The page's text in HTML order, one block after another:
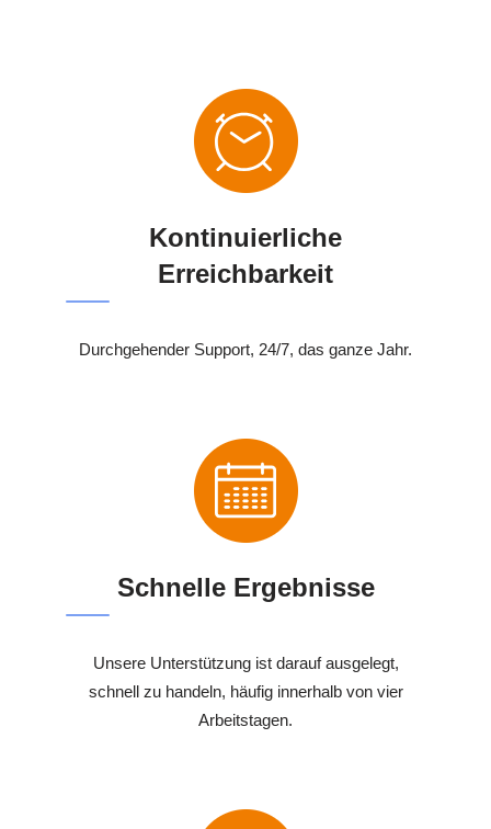
Kontinuierliche
Erreichbarkeit
Durchgehender Support, 24/7, das ganze Jahr.
Schnelle Ergebnisse
Unsere Unterstützung ist darauf ausgelegt,
schnell zu handeln, häufig innerhalb von vier
Arbeitstagen.